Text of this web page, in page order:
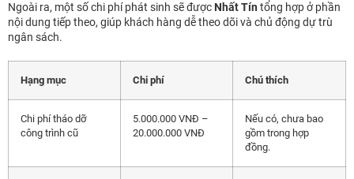
Ngoài ra, một số chi phí phát sinh sẽ được Nhất Tín tổng hợp ở phần
nội dung tiếp theo, giúp khách hàng dễ theo dõi và chủ động dự trù
ngân sách.
Hạng mục Chi phí Chú thích
Chi phí tháo dỡ
công trình cũ
5.000.000 VNĐ –
20.000.000 VNĐ
Nếu có, chưa bao
gồm trong hợp
đồng.